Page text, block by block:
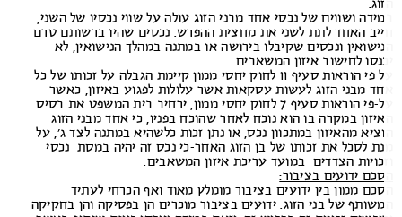
ושווים של נכסי אחד מבני הזוג עולה על שווי נכסיו של השני,
האחד לתת לשני את מחצית ההפרש. נכסים שהיו ברשותם טרם
ונכסים שקיבלו בירושה או במתנה במהלך הנישואין, לא
לחישוב איזון המשאבים.
על פי הוראות סעיף 11 לחוק יחסי ממון קיימת הגבלה על זכותו של כל
מבני הזוג לעשות עסקאות אשר עלולות לפגוע באיזון, כאשר
על-פי הוראות סעיף 7 לחוק יחסי ממון, ירחיב בית המשפט את בסיס
במקרה בו הוא נוכח לאחר שהוכח בפניו, כי אחד מבני הזוג
מהאיזון במתכוון נכס, או נתן זכות כלשהיא במתנה לצד ג’, על
לסכל את זכותו של בן הזוג האחר-כי נכס זה יהיה במסת נכסי
הצדדים במועד עריכת איזון המשאבים.
ידועים בציבור:
ממון בין ידועים בציבור מומלץ מאוד ואף הכרחי לעתיד
של בני הזוג. ידועים בציבור מוכרים הן בפסיקה והן בחקיקה